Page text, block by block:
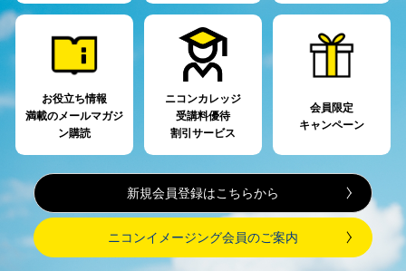
お役立ち情報
満載のメールマガジ
ン購読
ニコンカレッジ
受講料優待
割引サービス
会員限定
キャンペーン
新規会員登録はこちらから
ニコンイメージング会員のご案内